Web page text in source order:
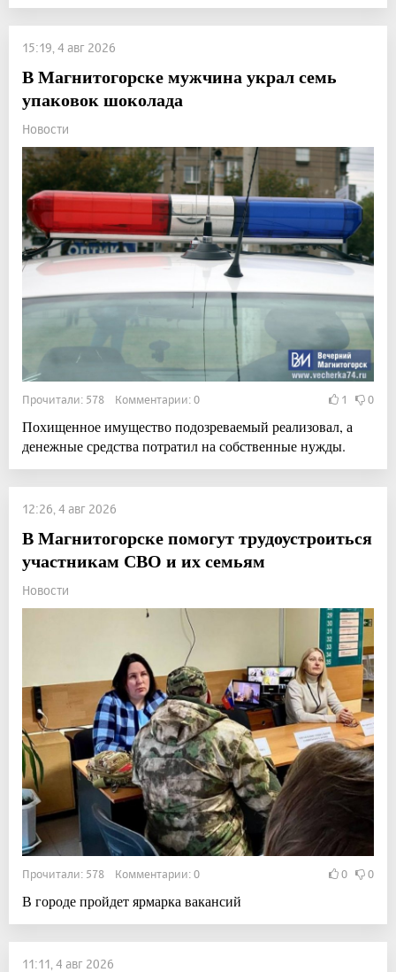
15:19, 4 авг 2026
В Магнитогорске мужчина украл семь
упаковок шоколада
Новости
Прочитали: 578 Комментарии: 0 1 0
Похищенное имущество подозреваемый реализовал, а
денежные средства потратил на собственные нужды.
12:26, 4 авг 2026
В Магнитогорске помогут трудоустроиться
участникам СВО и их семьям
Новости
Прочитали: 578 Комментарии: 0 0 0
В городе пройдет ярмарка вакансий
11:11, 4 авг 2026